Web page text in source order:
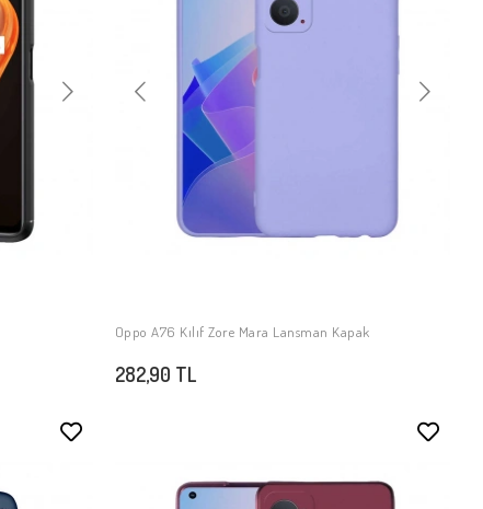
SEPETE EKLE
Oppo A76 Kılıf Zore Mara Lansman Kapak
282,90 TL